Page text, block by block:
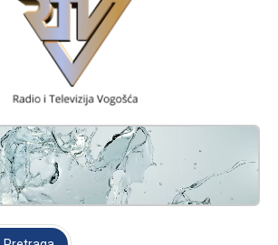
RADIO TELEVIZIJA VOGOŠĆA